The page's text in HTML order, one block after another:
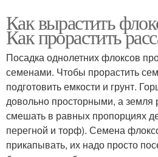
Как вырастить
Как прорастить
Посадка однолетних флоксов
семенами. Чтобы прорастить
подготовить емкости и грунт.
довольно просторными, а
смешать в равных пропорциях
перегной и торф). Семена
прикапывать, их надо просто